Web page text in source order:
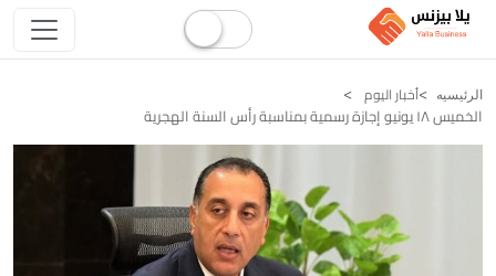
الرئيسيه أخبار اليوم
الخميس ۱۸ يونيو إجازة رسمية بمناسبة رأس السنة الهجرية